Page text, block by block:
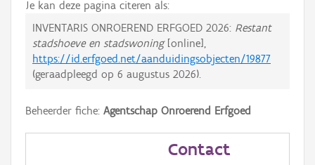
Je kan deze pagina citeren als:
INVENTARIS ONROEREND ERFGOED 2026: Restant
stadshoeve en stadswoning[online],
https://id.erfgoed.net/aanduidingsobjecten/19877
(geraadpleegd op 6 augustus 2026).
Beheerder fiche: Agentschap Onroerend Erfgoed
Contact